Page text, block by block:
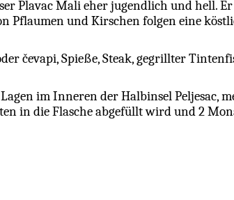
Plavac Mali eher jugendlich und hell.
Pflaumen und Kirschen folgen eine
čevapi, Spieße, Steak, gegrillter
im Inneren der Halbinsel Peljesac,
in die Flasche abgefüllt wird und 2